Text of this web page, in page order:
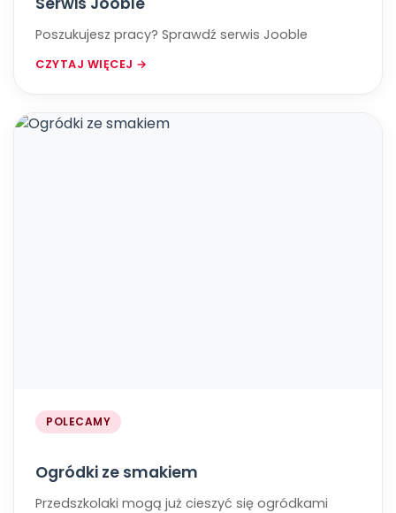
Poszukujesz pracy? ​​​​​​​Sprawdź serwis Jooble
CZYTAJ WIĘCEJ →
POLECAMY
Ogródki ze smakiem
Przedszkolaki mogą już cieszyć się ogródkami